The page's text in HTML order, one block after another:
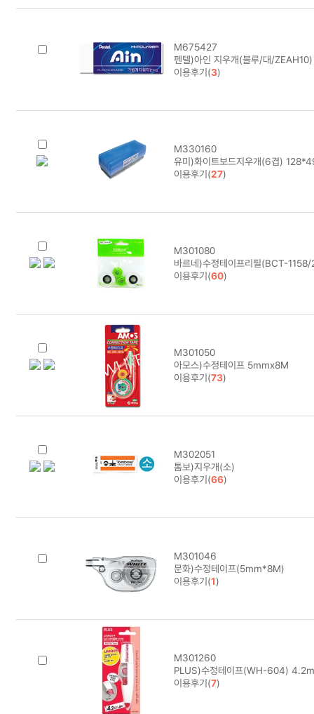
M675427
펜텔)아인 지우개(블루/대/
이용후기(3)
M330160
유미)화이트보드지우개(6겹)
이용후기(27)
M301080
바르네)수정테이프리필(BCT-
이용후기(60)
M301050
아모스)수정테이프 5mmx8M
이용후기(73)
M302051
톰보)지우개(소)
이용후기(66)
M301046
문화)수정테이프(5mm*8M)
이용후기(1)
M301260
PLUS)수정테이프(WH-604)
이용후기(7)